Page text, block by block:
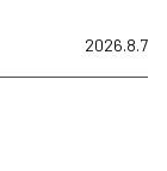
2026.8.7